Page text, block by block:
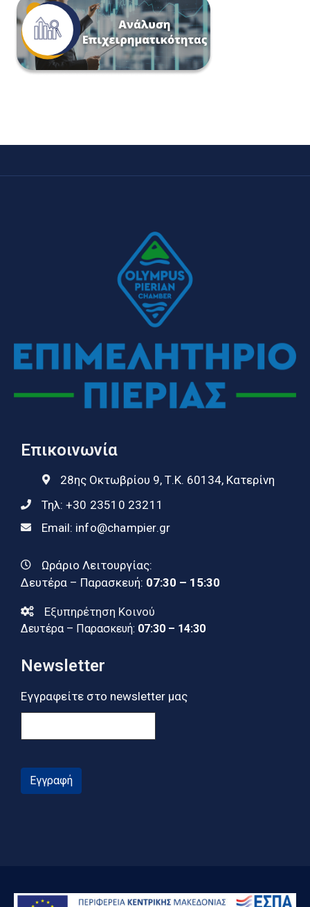
Επικοινωνία
28ης Οκτωβρίου 9, Τ.Κ. 60134, Κατερίνη
Τηλ: +30 23510 23211
Email: info@champier.gr
Ωράριο Λειτουργίας:
Δευτέρα – Παρασκευή: 07:30 – 15:30
Εξυπηρέτηση Κοινού
Δευτέρα – Παρασκευή: 07:30 – 14:30
Newsletter
Εγγραφείτε στο newsletter μας
Εγγραφή